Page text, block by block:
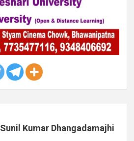
Sunil Kumar Dhangadamajhi